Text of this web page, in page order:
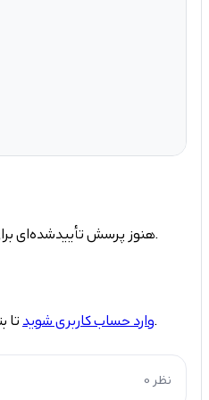
هنوز پرسش تأییدشده‌ای برای این محصول ثبت نشده است.
وارد حساب کاربری شویدتا بتوانید پرسش یا پاسخ ثبت کنید.
0 نظر